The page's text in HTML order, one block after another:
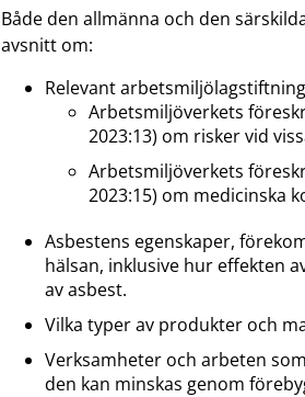
Både den allmänna och den
avsnitt om:
Relevant
Arbetsmiljöverkets
2023:13) om risker vid
Arbetsmiljöverkets
2023:15) om medicinska
Asbestens egenskaper,
hälsan, inklusive hur effekten
av asbest.
Vilka typer av produkter och
Verksamheter och arbeten
den kan minskas genom